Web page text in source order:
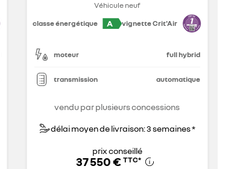
Véhicule neuf
classe énergétique
A vignette Crit'Air
moteur full hybrid
transmission automatique
vendu par plusieurs concessions
délai moyen de livraison: 3 semaines *
prix conseillé
37 550 € TTC*